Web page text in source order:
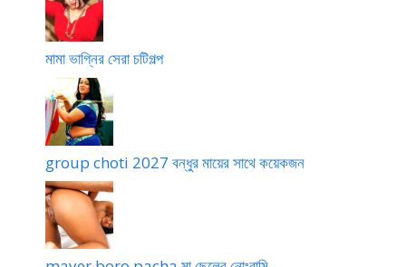
মামা ভাগ্নির সেরা চটিগল্প
group choti 2027 বন্ধুর মায়ের সাথে কয়েকজন